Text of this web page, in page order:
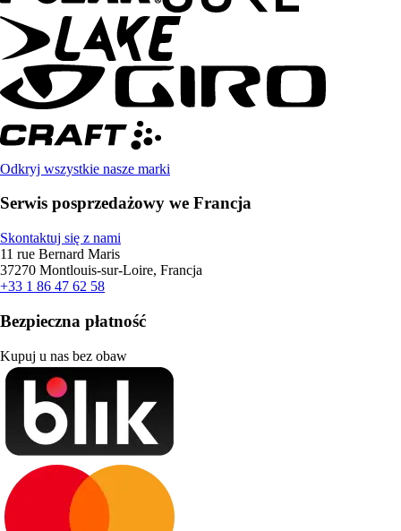
Odkryj wszystkie nasze marki
Serwis posprzedażowy we Francja
Skontaktuj się z nami
11 rue Bernard Maris
37270 Montlouis-sur-Loire, Francja
+33 1 86 47 62 58
Bezpieczna płatność
Kupuj u nas bez obaw